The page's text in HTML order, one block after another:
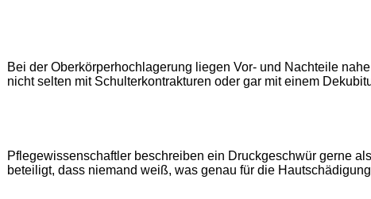
Bei der Oberkörperhochlagerung liegen Vor- und Nachteile
nicht selten mit Schulterkontrakturen oder gar mit einem
Pflegewissenschaftler beschreiben ein Druckgeschwür gerne
beteiligt, dass niemand weiß, was genau für die